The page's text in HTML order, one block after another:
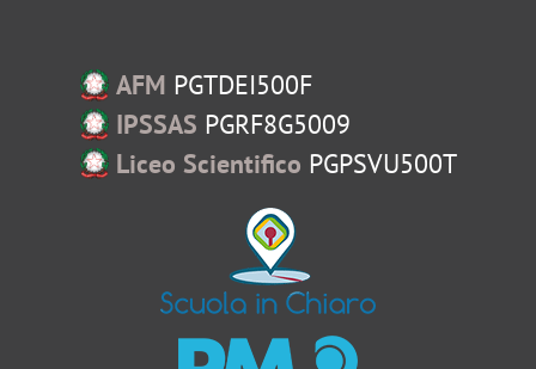
AFM PGTDEI500F
IPSSAS PGRF8G5009
Liceo Scientifico PGPSVU500T